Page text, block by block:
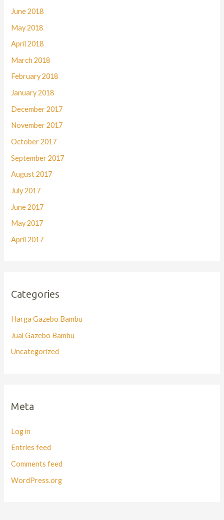
June 2018
May 2018
April 2018
March 2018
February 2018
January 2018
December 2017
November 2017
October 2017
September 2017
August 2017
July 2017
June 2017
May 2017
April 2017
Categories
Harga Gazebo Bambu
Jual Gazebo Bambu
Uncategorized
Meta
Log in
Entries feed
Comments feed
WordPress.org